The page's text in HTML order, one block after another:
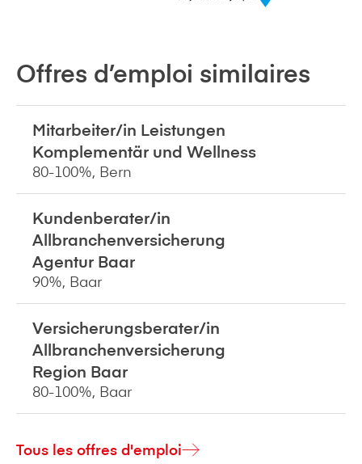
Offres d’emploi similaires
Mitarbeiter/in Leistungen
Komplementär und Wellness
80-100%, Bern
Kundenberater/in
Allbranchenversicherung
Agentur Baar
90%, Baar
Versicherungsberater/in
Allbranchenversicherung
Region Baar
80-100%, Baar
Tous les offres d'emploi